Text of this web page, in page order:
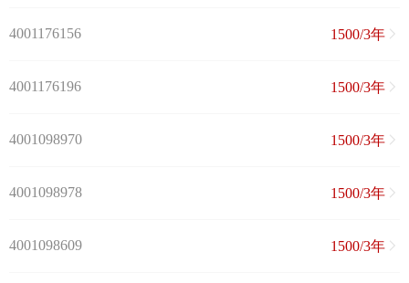
4001176156 1500/3年
4001176196 1500/3年
4001098970 1500/3年
4001098978 1500/3年
4001098609 1500/3年